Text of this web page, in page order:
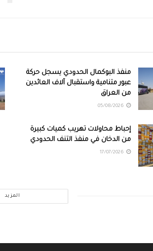
منفذ البوكمال الحدودي يسجل حركة
عبور متنامية واستقبال آلاف العائدين
من العراق
إحباط محاولات تهريب كميات كبيرة
من الدخان في منفذ التنف الحدودي
المزيد